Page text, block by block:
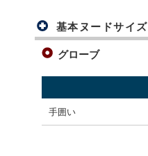
基本ヌードサイズ
グローブ
手囲い